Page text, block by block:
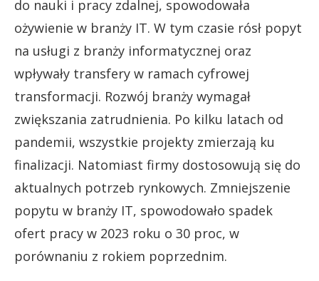
do nauki i pracy zdalnej, spowodowała
ożywienie w branży IT. W tym czasie rósł popyt
na usługi z branży informatycznej oraz
wpływały transfery w ramach cyfrowej
transformacji. Rozwój branży wymagał
zwiększania zatrudnienia. Po kilku latach od
pandemii, wszystkie projekty zmierzają ku
finalizacji. Natomiast firmy dostosowują się do
aktualnych potrzeb rynkowych. Zmniejszenie
popytu w branży IT, spowodowało spadek
ofert pracy w 2023 roku o 30 proc, w
porównaniu z rokiem poprzednim.